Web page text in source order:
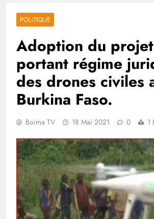
POLITIQUE
Adoption du
portant régime
des drones civiles
Burkina Faso.
Boima TV 18 Mai 2021 0 1